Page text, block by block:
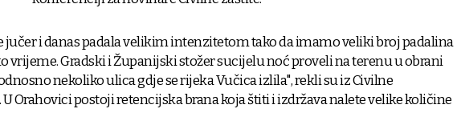
jučer i danas padala velikim intenzitetom tako da imamo veliki broj padalina
vrijeme. Gradski i Županijski stožer sucijelu noć proveli na terenu u obrani
nekoliko ulica gdje se rijeka Vučica izlila", rekli su iz Civilne
U Orahovici postoji retencijska brana koja štiti i izdržava nalete velike količine